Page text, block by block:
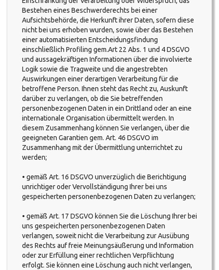
Bestehen eines Beschwerderechts bei einer
Aufsichtsbehörde, die Herkunft ihrer Daten, sofern diese
nicht bei uns erhoben wurden, sowie über das Bestehen
einer automatisierten Entscheidungsfindung
einschließlich Profiling gem.Art 22 Abs. 1 und 4 DSGVO
und aussagekräftigen Informationen über die involvierte
Logik sowie die Tragweite und die angestrebten
Auswirkungen einer derartigen Verarbeitung für die
betroffene Person. Ihnen steht das Recht zu, Auskunft
darüber zu verlangen, ob die Sie betreffenden
personenbezogenen Daten in ein Drittland oder an eine
internationale Organisation übermittelt werden. In
diesem Zusammenhang können Sie verlangen, über die
geeigneten Garantien gem. Art. 46 DSGVO im
Zusammenhang mit der Übermittlung unterrichtet zu
werden;
• gemäß Art. 16 DSGVO unverzüglich die Berichtigung
unrichtiger oder Vervollständigung Ihrer bei uns
gespeicherten personenbezogenen Daten zu verlangen;
• gemäß Art. 17 DSGVO können Sie die Löschung Ihrer bei
uns gespeicherten personenbezogenen Daten
verlangen, soweit nicht die Verarbeitung zur Ausübung
des Rechts auf freie Meinungsäußerung und Information
oder zur Erfüllung einer rechtlichen Verpflichtung
erfolgt. Sie können eine Löschung auch nicht verlangen,